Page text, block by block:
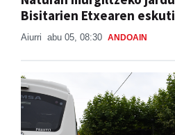
Bisitarien Etxearen
Aiurri abu 05, 08:30 ANDOAIN